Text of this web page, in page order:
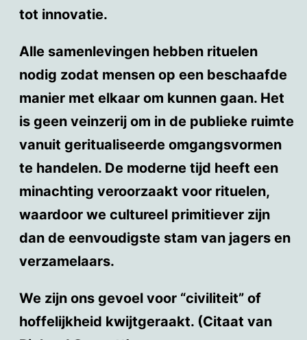
tot innovatie.
Alle samenlevingen hebben rituelen
nodig zodat mensen op een beschaafde
manier met elkaar om kunnen gaan. Het
is geen veinzerij om in de publieke ruimte
vanuit geritualiseerde omgangsvormen
te handelen. De moderne tijd heeft een
minachting veroorzaakt voor rituelen,
waardoor we cultureel primitiever zijn
dan de eenvoudigste stam van jagers en
verzamelaars.
We zijn ons gevoel voor “civiliteit” of
hoffelijkheid kwijtgeraakt. (Citaat van